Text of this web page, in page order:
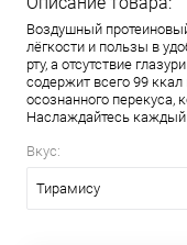
Воздушный
лёгкости и пользы в
рту, а отсутствие
содержит всего 99
осознанного перекуса,
Наслаждайтесь каждый
Вкус:
Тирамису